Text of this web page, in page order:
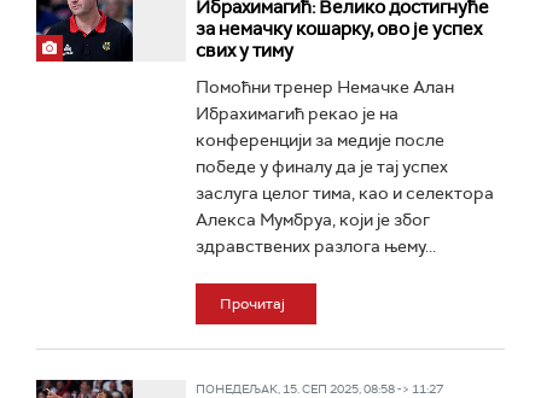
Ибрахимагић: Велико достигнуће
за немачку кошарку, ово је успех
свих у тиму
Помоћни тренер Немачке Алан
Ибрахимагић рекао је на
конференцији за медије после
победе у финалу да је тај успех
заслуга целог тима, као и селектора
Алекса Мумбруа, који је због
здравствених разлога њему...
Прочитај
ПОНЕДЕЉАК, 15. СЕП 2025, 08:58 -> 11:27